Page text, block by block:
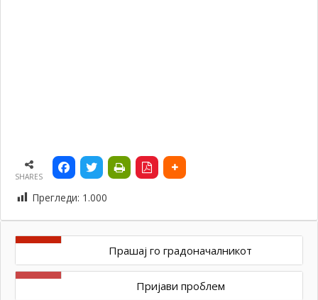
SHARES
Прегледи: 1.000
Прашај го градоначалникот
Пријави проблем